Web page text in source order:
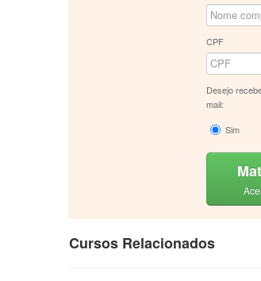
CPF
Desejo
mail:
Sim
Cursos Relacionados